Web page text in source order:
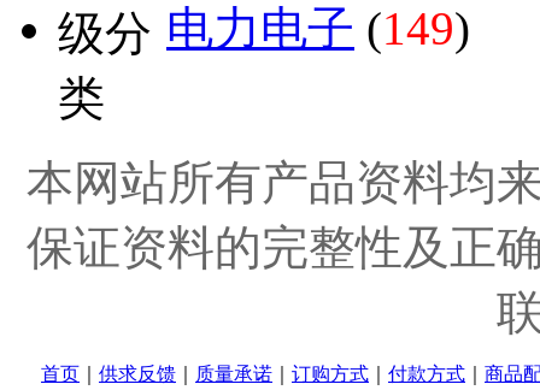
电力电子 (149)
本网站所有产品资料均
保证资料的完整性及正
首页 供求反馈 质量承诺 订购方式 付款方式 商品